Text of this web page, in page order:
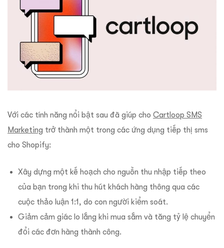
Với các tính năng nổi bật sau đã giúp cho Cartloop SMS
Marketing trở thành một trong các ứng dụng tiếp thị sms
cho Shopify:
Xây dựng một kế hoạch cho nguồn thu nhập tiếp theo
của bạn trong khi thu hút khách hàng thông qua các
cuộc thảo luận 1:1, do con người kiểm soát.
Giảm cảm giác lo lắng khi mua sắm và tăng tỷ lệ chuyển
đổi các đơn hàng thành công.